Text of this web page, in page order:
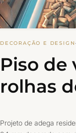
DECORAÇÃO E DESIGN
Piso de
rolhas
Projeto de adega